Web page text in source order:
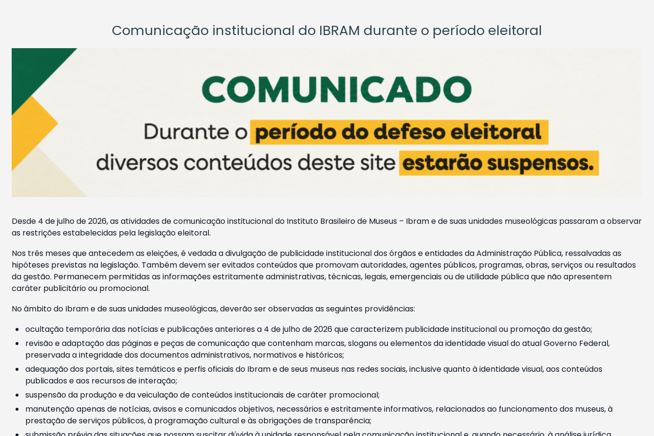
Comunicação institucional do IBRAM durante o período eleitoral
Desde 4 de julho de 2026, as atividades de comunicação institucional do Instituto Brasileiro de Museus – Ibram e de suas unidades museológicas passaram a observar
as restrições estabelecidas pela legislação eleitoral.
Nos três meses que antecedem as eleições, é vedada a divulgação de publicidade institucional dos órgãos e entidades da Administração Pública, ressalvadas as
hipóteses previstas na legislação. Também devem ser evitados conteúdos que promovam autoridades, agentes públicos, programas, obras, serviços ou resultados
da gestão. Permanecem permitidas as informações estritamente administrativas, técnicas, legais, emergenciais ou de utilidade pública que não apresentem
caráter publicitário ou promocional.
No âmbito do Ibram e de suas unidades museológicas, deverão ser observadas as seguintes providências:
ocultação temporária das notícias e publicações anteriores a 4 de julho de 2026 que caracterizem publicidade institucional ou promoção da gestão;
revisão e adaptação das páginas e peças de comunicação que contenham marcas, slogans ou elementos da identidade visual do atual Governo Federal,
preservada a integridade dos documentos administrativos, normativos e históricos;
adequação dos portais, sites temáticos e perfis oficiais do Ibram e de seus museus nas redes sociais, inclusive quanto à identidade visual, aos conteúdos
publicados e aos recursos de interação;
suspensão da produção e da veiculação de conteúdos institucionais de caráter promocional;
manutenção apenas de notícias, avisos e comunicados objetivos, necessários e estritamente informativos, relacionados ao funcionamento dos museus, à
prestação de serviços públicos, à programação cultural e às obrigações de transparência;